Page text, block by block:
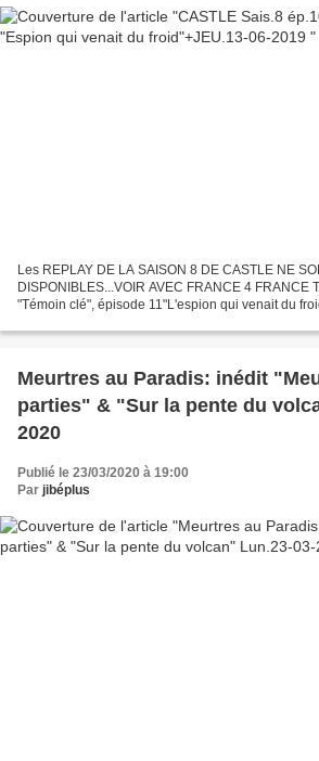
Les REPLAY DE LA SAISON 8 DE CASTLE NE
DISPONIBLES...VOIR AVEC FRANCE 4 FRANCE
"Témoin clé", épisode 11"L'espion qui venait du
Meurtres au Paradis: inédit
parties" & "Sur la pente du
2020
Publié le 23/03/2020 à 19:00
Par jibéplus